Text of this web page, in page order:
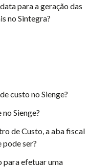
para a geração das
no Sintegra?
custo no Sienge?
Sienge?
de Custo, a aba fiscal
pode ser?
para efetuar uma